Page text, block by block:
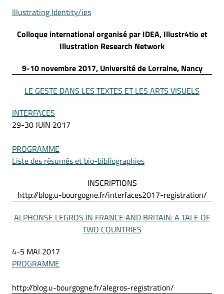
Illustrating Identity/ies
Colloque international organisé par IDEA, Illustr4tio et
Illustration Research Network
9-10 novembre 2017, Université de Lorraine, Nancy
LE GESTE DANS LES TEXTES ET LES ARTS VISUELS
INTERFACES
29-30 JUIN 2017
PROGRAMME
Liste des résumés et bio-bibliographies
INSCRIPTIONS
http://blog.u-bourgogne.fr/interfaces2017-registration/
ALPHONSE LEGROS IN FRANCE AND BRITAIN: A TALE OF
TWO COUNTRIES
4-5 MAI 2017
PROGRAMME
http://blog.u-bourgogne.fr/alegros-registration/